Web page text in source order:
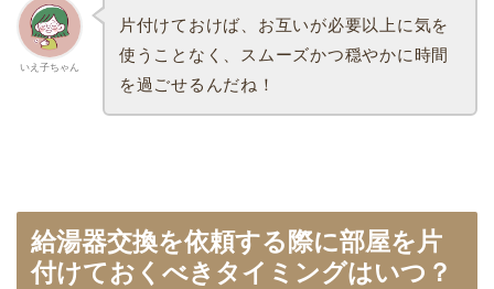
いえ子ちゃん
片付けておけば、お互いが必要以上に気を
使うことなく、スムーズかつ穏やかに時間
を過ごせるんだね！
給湯器交換を依頼する際に部屋を片
付けておくべきタイミングはいつ？